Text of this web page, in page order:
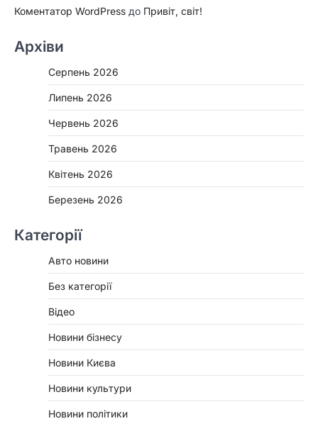
Коментатор WordPress до Привіт, світ!
Архіви
Серпень 2026
Липень 2026
Червень 2026
Травень 2026
Квітень 2026
Березень 2026
Категорії
Авто новини
Без категорії
Відео
Новини бізнесу
Новини Києва
Новини культури
Новини політики